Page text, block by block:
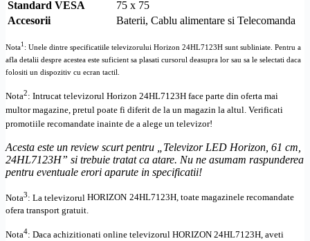
Standard VESA
75 x 75
Accesorii
Baterii, Cablu alimentare si Telecomanda
Nota1 : Unele dintre specificatiile televizorului Horizon 24HL7123H sunt subliniate. Pentru a
afla detalii despre acestea este suficient sa plasati cursorul deasupra lor sau sa le selectati daca
folositi un dispozitiv cu ecran tactil.
Nota2: Intrucat televizorul Horizon 24HL7123H face parte din oferta mai
multor magazine, pretul poate fi diferit de la un magazin la altul. Verificati
promotiile recomandate inainte de a alege un televizor!
Acesta este un review scurt pentru „ Televizor LED Horizon, 61 cm,
24HL7123H” si trebuie tratat ca atare. Nu ne asumam raspunderea
pentru eventuale erori aparute in specificatii!
Nota3: La televizorul HORIZON 24HL7123H, toate magazinele recomandate
ofera transport gratuit.
Nota4: Daca achizitionati online televizorul HORIZON 24HL7123H, aveti